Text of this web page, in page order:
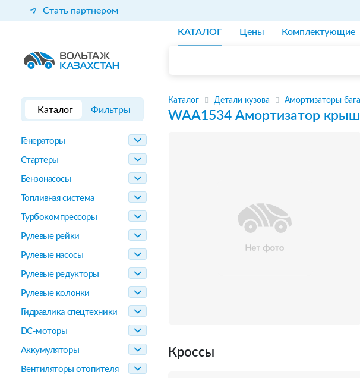
Стать партнером
КАТАЛОГ Цены Комплектующие
Каталог Фильтры
Генераторы
Стартеры
Бензонасосы
Топливная система
Турбокомпрессоры
Рулевые рейки
Рулевые насосы
Рулевые редукторы
Рулевые колонки
Гидравлика спецтехники
DC-моторы
Аккумуляторы
Вентиляторы отопителя
Каталог Детали кузова Амортизаторы
WAA1534 Амортизатор
Кроссы